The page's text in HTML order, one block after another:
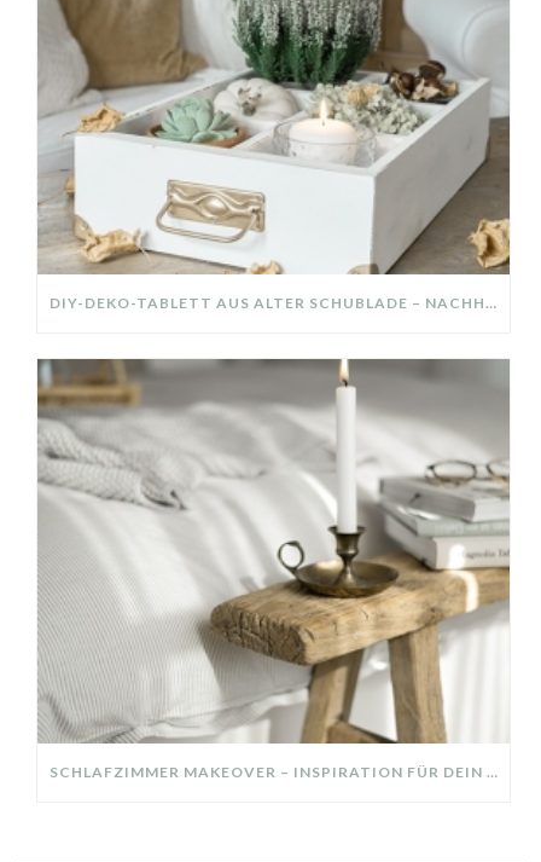
DIY-DEKO-TABLETT AUS ALTER SCHUBLADE – NACHHALTIGE HERBSTDEKO SELBER MACHEN!
SCHLAFZIMMER MAKEOVER – INSPIRATION FÜR DEIN SCHLAFZIMMER: AUS ALT MACH NEU – HELL, GEMÜTLICH UND EINLADEND